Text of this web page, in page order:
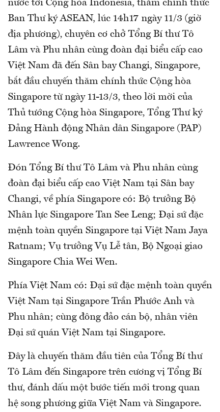
nước tới Cộng hòa Indonesia, thăm chính thức
Ban Thư ký ASEAN, lúc 14h17 ngày 11/3 (giờ
địa phương), chuyên cơ chở Tổng Bí thư Tô
Lâm và Phu nhân cùng đoàn đại biểu cấp cao
Việt Nam đã đến Sân bay Changi, Singapore,
bắt đầu chuyến thăm chính thức Cộng hòa
Singapore từ ngày 11-13/3, theo lời mời của
Thủ tướng Cộng hòa Singapore, Tổng Thư ký
Đảng Hành động Nhân dân Singapore (PAP)
Lawrence Wong.
Đón Tổng Bí thư Tô Lâm và Phu nhân cùng
đoàn đại biểu cấp cao Việt Nam tại Sân bay
Changi, về phía Singapore có: Bộ trưởng Bộ
Nhân lực Singapore Tan See Leng; Đại sứ đặc
mệnh toàn quyền Singapore tại Việt Nam Jaya
Ratnam; Vụ trưởng Vụ Lễ tân, Bộ Ngoại giao
Singapore Chia Wei Wen.
Phía Việt Nam có: Đại sứ đặc mệnh toàn quyền
Việt Nam tại Singapore Trần Phước Anh và
Phu nhân; cùng đông đảo cán bộ, nhân viên
Đại sứ quán Việt Nam tại Singapore.
Đây là chuyến thăm đầu tiên của Tổng Bí thư
Tô Lâm đến Singapore trên cương vị Tổng Bí
thư, đánh dấu một bước tiến mới trong quan
hệ song phương giữa Việt Nam và Singapore.